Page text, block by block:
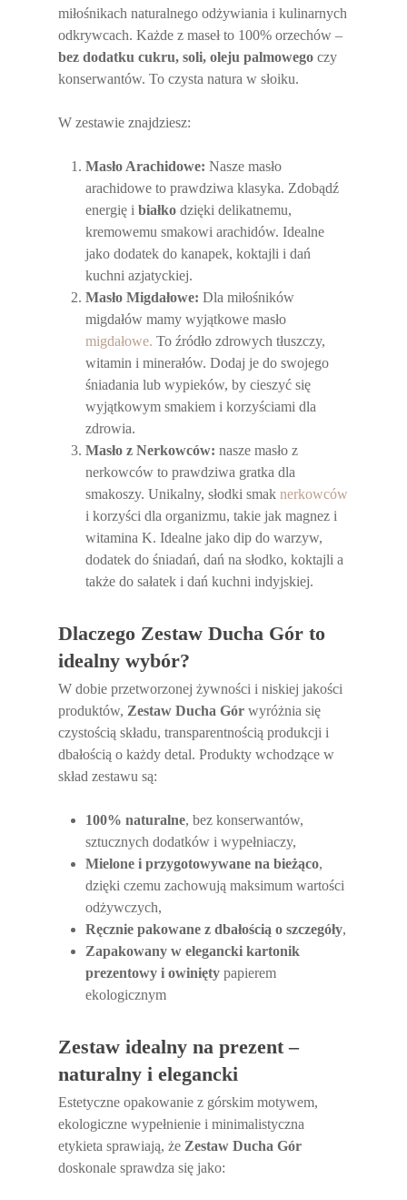
miłośnikach naturalnego odżywiania i kulinarnych
odkrywcach. Każde z maseł to 100% orzechów –
bez dodatku cukru, soli, oleju palmowego czy
konserwantów. To czysta natura w słoiku.
W zestawie znajdziesz:
Masło Arachidowe: Nasze masło
arachidowe to prawdziwa klasyka. Zdobądź
energię ibiałko dzięki delikatnemu,
kremowemu smakowi arachidów. Idealne
jako dodatek do kanapek, koktajli i dań
kuchni azjatyckiej.
Masło Migdałowe: Dla miłośników
migdałów mamy wyjątkowe masło
migdałowe. To źródło zdrowych tłuszczy,
witamin i minerałów. Dodaj je do swojego
śniadania lub wypieków, by cieszyć się
wyjątkowym smakiem i korzyściami dla
zdrowia.
Masło z Nerkowców: nasze masło z
nerkowców to prawdziwa gratka dla
smakoszy. Unikalny, słodki smaknerkowców
i korzyści dla organizmu, takie jak magnez i
witamina K. Idealne jako dip do warzyw,
dodatek do śniadań, dań na słodko, koktajli a
także do sałatek i dań kuchni indyjskiej.
Dlaczego Zestaw Ducha Gór to
idealny wybór?
W dobie przetworzonej żywności i niskiej jakości
produktów, Zestaw Ducha Gór wyróżnia się
czystością składu, transparentnością produkcji i
dbałością o każdy detal. Produkty wchodzące w
skład zestawu są:
100% naturalne, bez konserwantów,
sztucznych dodatków i wypełniaczy,
Mielone i przygotowywane na bieżąco,
dzięki czemu zachowują maksimum wartości
odżywczych,
Ręcznie pakowane z dbałością o szczegóły,
Zapakowany w elegancki kartonik
prezentowy i owinięty papierem
ekologicznym
Zestaw idealny na prezent –
naturalny i elegancki
Estetyczne opakowanie z górskim motywem,
ekologiczne wypełnienie i minimalistyczna
etykieta sprawiają, że Zestaw Ducha Gór
doskonale sprawdza się jako: